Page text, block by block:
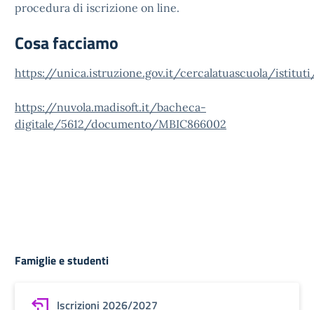
procedura di iscrizione on line.
Cosa facciamo
https://unica.istruzione.gov.it/cercalatuascuola/istituti/
https://nuvola.madisoft.it/bacheca-
digitale/5612/documento/MBIC866002
Famiglie e studenti
Iscrizioni 2026/2027